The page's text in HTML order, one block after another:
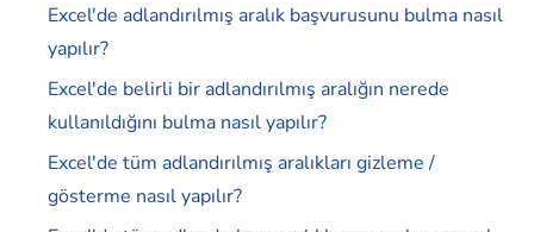
Excel'de adlandırılmış aralık başvurusunu bulma nasıl
yapılır?
Excel'de belirli bir adlandırılmış aralığın nerede
kullanıldığını bulma nasıl yapılır?
Excel'de tüm adlandırılmış aralıkları gizleme /
gösterme nasıl yapılır?